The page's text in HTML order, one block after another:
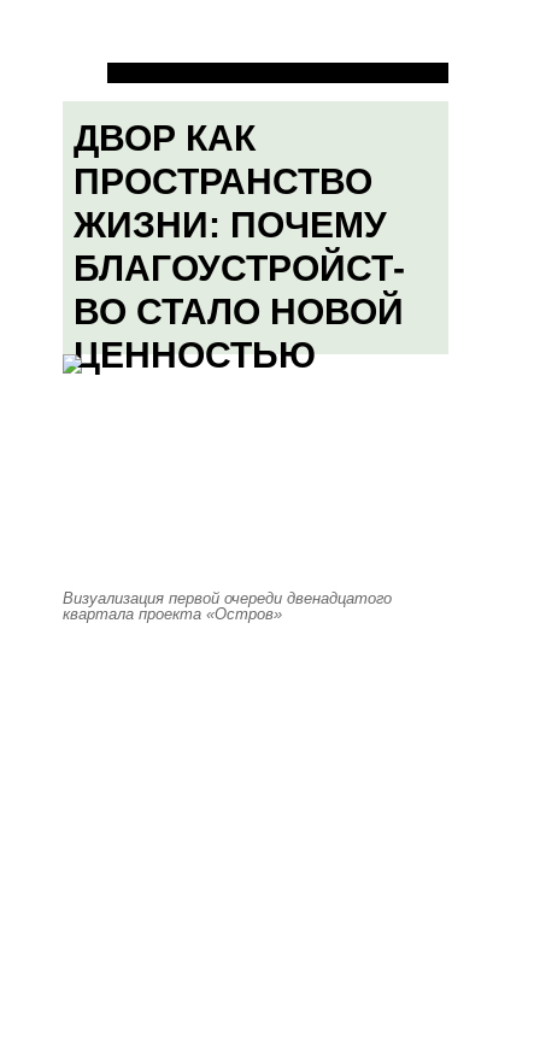
ДВОР КАК
ПРОСТРАНСТВО
ЖИЗНИ: ПОЧЕМУ
БЛАГОУСТРОЙСТ-
ВО СТАЛО НОВОЙ
ЦЕННОСТЬЮ
Визуализация первой очереди двенадцатого
квартала проекта «Остров»